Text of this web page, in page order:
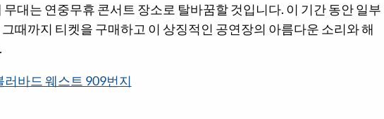
대는 연중무휴 콘서트 장소로 탈바꿈할 것입니다. 이 기간 동안 일부
때까지 티켓을 구매하고 이 상징적인 공연장의 아름다운 소리와 해
러바드 웨스트 909번지